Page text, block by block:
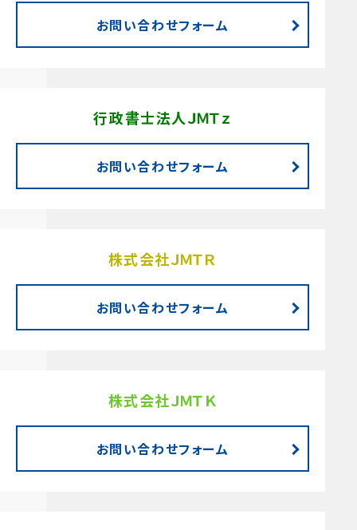
お問い合わせフォーム
行政書士法人ＪＭＴｚ
お問い合わせフォーム
株式会社ＪＭＴＲ
お問い合わせフォーム
株式会社ＪＭＴＫ
お問い合わせフォーム